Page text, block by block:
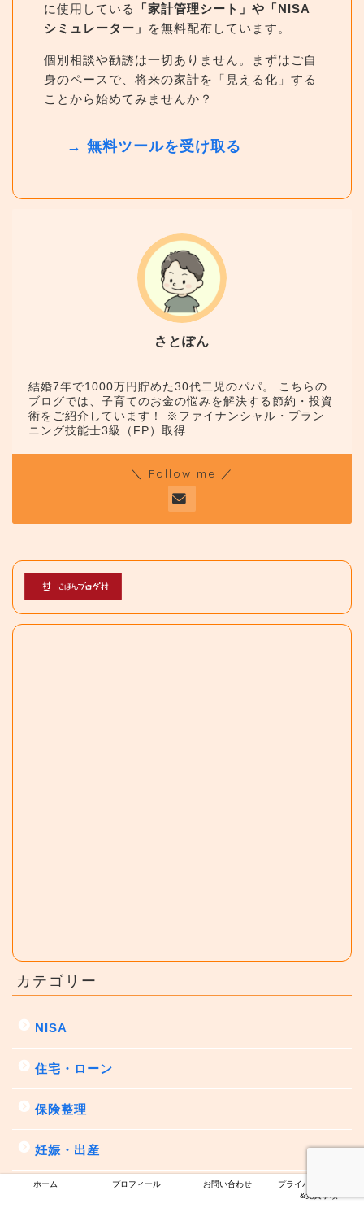
に使用している
「家計管理シート」や「NISA
シミュレーター」
を無料配布しています。
個別相談や勧誘は一切ありません。まずはご自
身のペースで、将来の家計を「見える化」する
ことから始めてみませんか？
→ 無料ツールを受け取る
さとぽん
結婚7年で1000万円貯めた30代二児のパパ。 こちらの
ブログでは、子育てのお金の悩みを解決する節約・投資
術をご紹介しています！ ※ファイナンシャル・プラン
ニング技能士3級（FP）取得
＼ Follow me ／
カテゴリー
NISA
住宅・ローン
保険整理
妊娠・出産
子育て支援・手当
ホーム プロフィール お問い合わせ
プライバシーポリシー
&免責事項